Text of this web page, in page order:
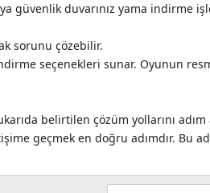
güvenlik duvarınız yama indirme
sorunu çözebilir.
seçenekleri sunar. Oyunun
belirtilen çözüm yollarını
geçmek en doğru adımdır. Bu